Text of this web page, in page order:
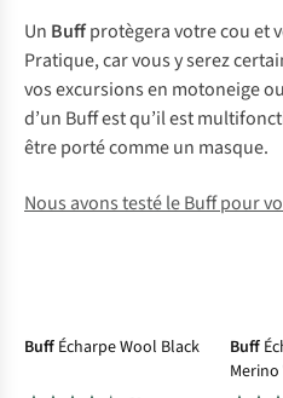
Un Buffprotègera votre cou et
Pratique, car vous y serez
vos excursions en motoneige
d’un Buff est qu’il est
être porté comme un masque.
Nous avons testé le Buff pour
Buff Écharpe Wool Black Buff